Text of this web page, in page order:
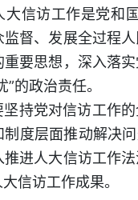
大信访工作是党和
督、发展全过程
要思想，深入落
的政治责任。
持党对信访工作
度层面推动解决
进人大信访工作
信访工作成果。